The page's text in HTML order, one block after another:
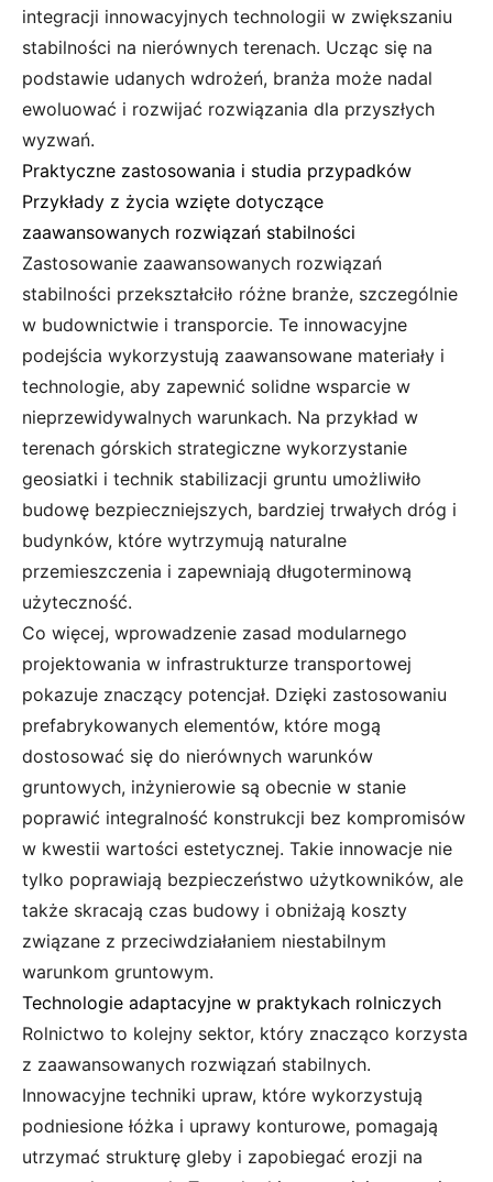
integracji innowacyjnych technologii w zwiększaniu
stabilności na nierównych terenach. Ucząc się na
podstawie udanych wdrożeń, branża może nadal
ewoluować i rozwijać rozwiązania dla przyszłych
wyzwań.
Praktyczne zastosowania i studia przypadków
Przykłady z życia wzięte dotyczące
zaawansowanych rozwiązań stabilności
Zastosowanie zaawansowanych rozwiązań
stabilności przekształciło różne branże, szczególnie
w budownictwie i transporcie. Te innowacyjne
podejścia wykorzystują zaawansowane materiały i
technologie, aby zapewnić solidne wsparcie w
nieprzewidywalnych warunkach. Na przykład w
terenach górskich strategiczne wykorzystanie
geosiatki i technik stabilizacji gruntu umożliwiło
budowę bezpieczniejszych, bardziej trwałych dróg i
budynków, które wytrzymują naturalne
przemieszczenia i zapewniają długoterminową
użyteczność.
Co więcej, wprowadzenie zasad modularnego
projektowania w infrastrukturze transportowej
pokazuje znaczący potencjał. Dzięki zastosowaniu
prefabrykowanych elementów, które mogą
dostosować się do nierównych warunków
gruntowych, inżynierowie są obecnie w stanie
poprawić integralność konstrukcji bez kompromisów
w kwestii wartości estetycznej. Takie innowacje nie
tylko poprawiają bezpieczeństwo użytkowników, ale
także skracają czas budowy i obniżają koszty
związane z przeciwdziałaniem niestabilnym
warunkom gruntowym.
Technologie adaptacyjne w praktykach rolniczych
Rolnictwo to kolejny sektor, który znacząco korzysta
z zaawansowanych rozwiązań stabilnych.
Innowacyjne techniki upraw, które wykorzystują
podniesione łóżka i uprawy konturowe, pomagają
utrzymać strukturę gleby i zapobiegać erozji na